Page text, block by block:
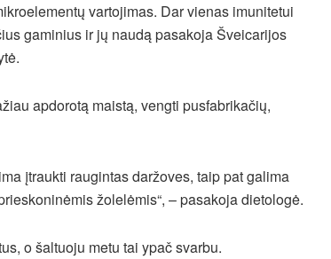
vartojimas. Dar vienas imunitetui
gaminius ir jų naudą pasakoja Šveicarijos
apdorotą maistą, vengti pusfabrikačių,
įtraukti raugintas daržoves, taip pat galima
žolelėmis“, – pasakoja dietologė.
o šaltuoju metu tai ypač svarbu.